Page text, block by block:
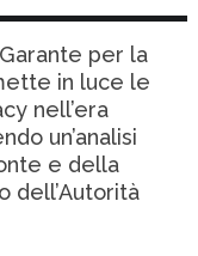
per la
in luce le
nell’era
un’analisi
e della
dell’Autorità